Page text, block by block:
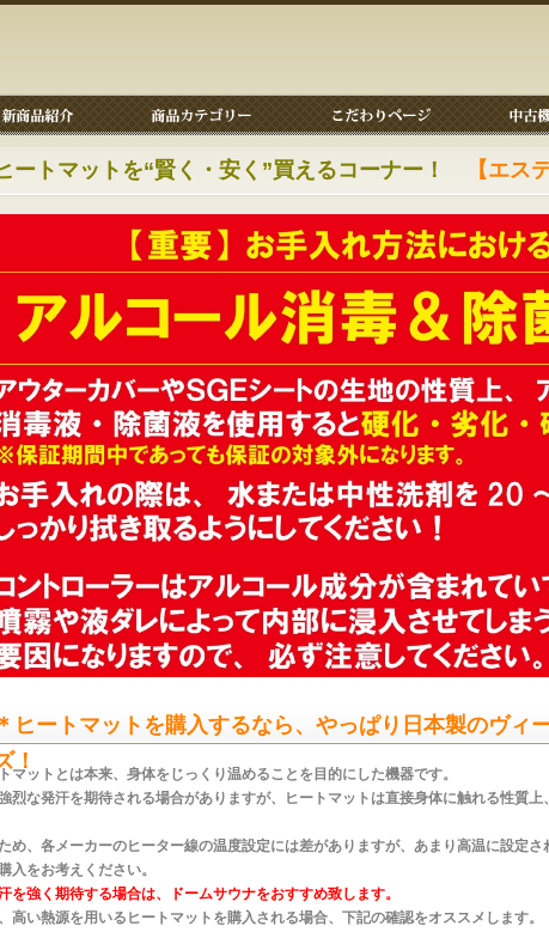
ートマットを“賢く・安く”買えるコーナー！ 【エス
ヒートマットを購入するなら、やっぱり日本製のヴィ
！
マットとは本来、身体をじっくり温めることを目的にした機器です。
烈な発汗を期待される場合がありますが、ヒートマットは直接身体に触れる性質
め、各メーカーのヒーター線の温度設定には差がありますが、あまり高温に設定
入をお考えください。
を強く期待する場合は、ドームサウナをおすすめ致します。
高い熱源を用いるヒートマットを購入される場合、下記の確認をオススメします。